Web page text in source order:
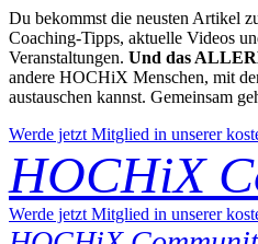
Du bekommst die neusten Artikel
Coaching-Tipps, aktuelle Videos
Veranstaltungen. Und das
andere HOCHiX Menschen, mit
austauschen kannst. Gemeinsam
Werde jetzt Mitglied in unserer
HOCHiX
Werde jetzt Mitglied in unserer